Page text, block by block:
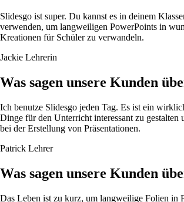
Slidesgo ist super. Du kannst es in deinem
verwenden, um langweiligen PowerPoints in
Kreationen für Schüler zu verwandeln.
Jackie Lehrerin
Was sagen unsere Kunden
Ich benutze Slidesgo jeden Tag. Es ist ein
Dinge für den Unterricht interessant zu gestalten
bei der Erstellung von Präsentationen.
Patrick Lehrer
Was sagen unsere Kunden
Das Leben ist zu kurz, um langweilige Folien in